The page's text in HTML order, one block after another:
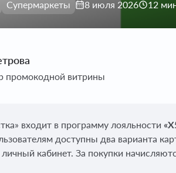
Супермаркеты 8 июля 2026 12
промокодной витрины
входит в программу лояльности
доступны два варианта
кабинет. За покупки